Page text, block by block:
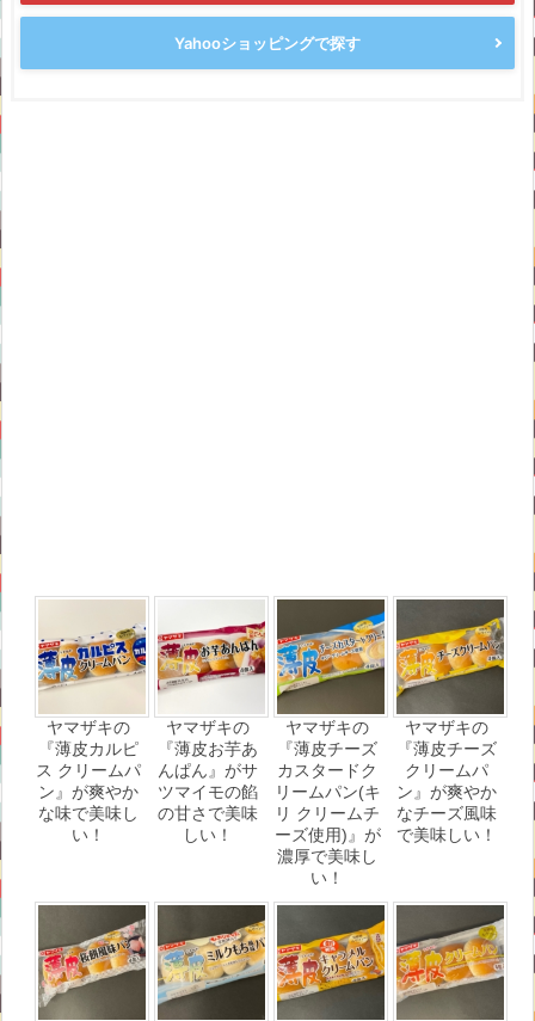
Yahooショッピングで探す
ヤマザキの
『薄皮カルピ
ス クリームパ
ン』が爽やか
な味で美味し
い！
ヤマザキの
『薄皮お芋あ
んぱん』がサ
ツマイモの餡
の甘さで美味
しい！
ヤマザキの
『薄皮チーズ
カスタードク
リームパン(キ
リ クリームチ
ーズ使用)』が
濃厚で美味し
い！
ヤマザキの
『薄皮チーズ
クリームパ
ン』が爽やか
なチーズ風味
で美味しい！